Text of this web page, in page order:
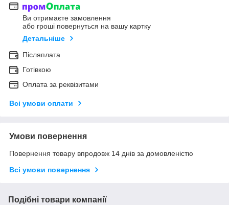
Ви отримаєте замовлення
або гроші повернуться на вашу картку
Детальніше
Післяплата
Готівкою
Оплата за реквізитами
Всі умови оплати
Умови повернення
Повернення товару впродовж 14 днів за домовленістю
Всі умови повернення
Подібні товари компанії